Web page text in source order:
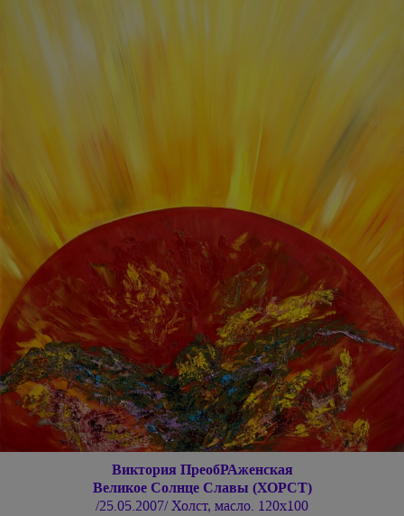
Виктория ПреобРАженская
Великое Солнце Славы (ХОРСТ)
/25.05.2007/ Холст, масло. 120х100